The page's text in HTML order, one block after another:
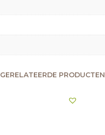
GERELATEERDE PRODUCTEN